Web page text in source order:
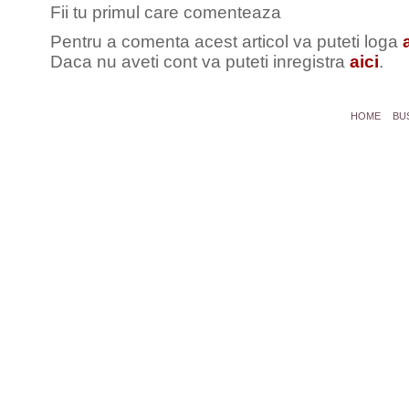
Fii tu primul care comenteaza
Pentru a comenta acest articol va puteti loga
Daca nu aveti cont va puteti inregistra aici.
HOME